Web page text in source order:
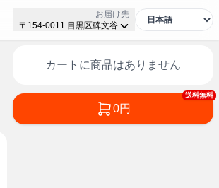
お届け先
〒154-0011 目黒区碑文谷
カートに商品はありません
送料無料
0円